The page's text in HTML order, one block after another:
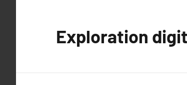
Exploration